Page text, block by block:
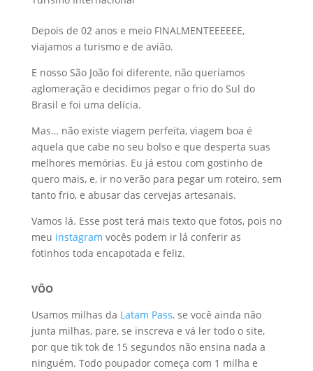
Depois de 02 anos e meio FINALMENTEEEEEE,
viajamos a turismo e de avião.
E nosso São João foi diferente, não queríamos
aglomeração e decidimos pegar o frio do Sul do
Brasil e foi uma delícia.
Mas… não existe viagem perfeita, viagem boa é
aquela que cabe no seu bolso e que desperta suas
melhores memórias. Eu já estou com gostinho de
quero mais, e, ir no verão para pegar um roteiro, sem
tanto frio, e abusar das cervejas artesanais.
Vamos lá. Esse post terá mais texto que fotos, pois no
meu instagram vocês podem ir lá conferir as
fotinhos toda encapotada e feliz.
VÔO
Usamos milhas da Latam Pass,se você ainda não
junta milhas, pare, se inscreva e vá ler todo o site,
por que tik tok de 15 segundos não ensina nada a
ninguém. Todo poupador começa com 1 milha e